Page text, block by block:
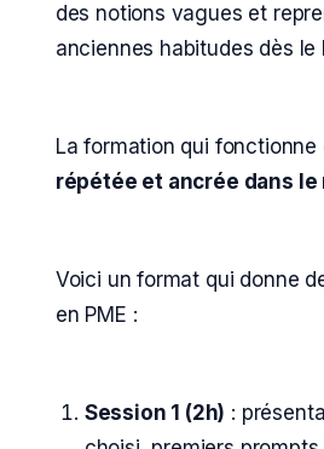
des notions vagues et
anciennes habitudes dès le
La formation qui fonctionne
répétée et ancrée dans le
Voici un format qui donne
en PME :
Session 1 (2h) :